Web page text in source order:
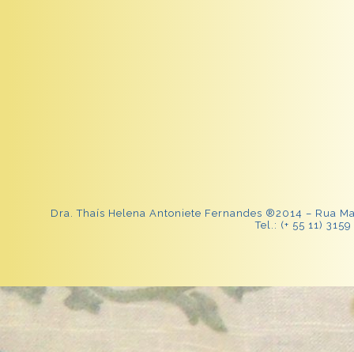
Dra. Thaís Helena Antoniete Fernandes ®2014 – Rua
Tel.: (+ 55 11)